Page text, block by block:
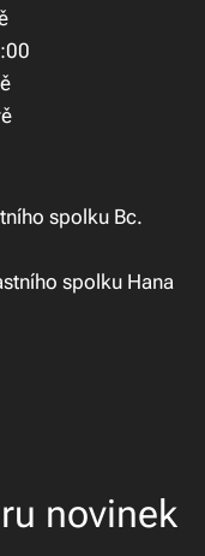
spolku Bc.
spolku Hana
novinek